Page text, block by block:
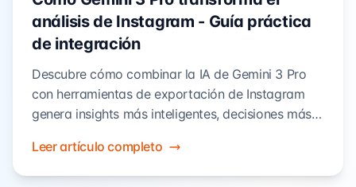
análisis de Instagram - Guía práctica
de integración
Descubre cómo combinar la IA de Gemini 3 Pro
con herramientas de exportación de Instagram
genera insights más inteligentes, decisiones más
de trabajo reales que ahorran tiempo y aumentan
resultados.
Leer artículo completo